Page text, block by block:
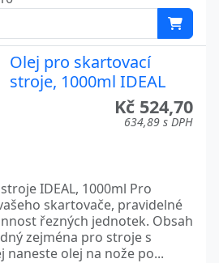
Olej pro skartovací
stroje, 1000ml IDEAL
Kč 524,70
634,89 s DPH
IDEAL, 1000ml Pro
skartovače, pravidelné
řezných jednotek. Obsah
zejména pro stroje s
naneste olej na nože po...